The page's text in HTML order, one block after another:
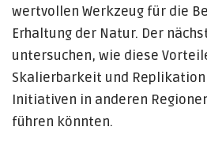
wertvollen Werkzeug für die
Erhaltung der Natur. Der
untersuchen, wie diese
Skalierbarkeit und
Initiativen in anderen
führen könnten.